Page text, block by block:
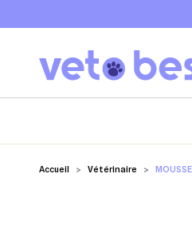
Accueil Vétérinaire